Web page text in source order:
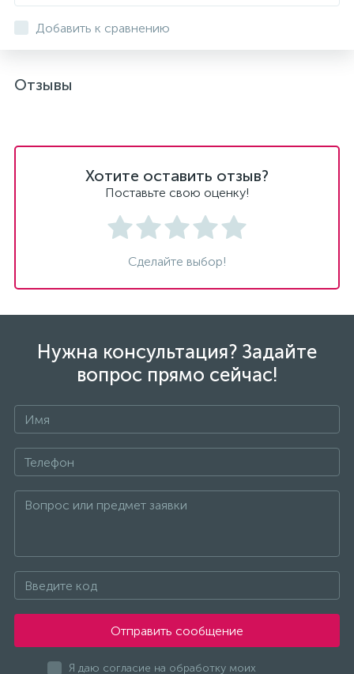
Добавить к сравнению
Отзывы
Хотите оставить отзыв?
Поставьте свою оценку!
Сделайте выбор!
Нужна консультация? Задайте
вопрос прямо сейчас!
Отправить сообщение
Я даю согласие на обработку моих